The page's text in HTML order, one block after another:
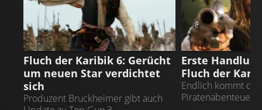
FLUCH DER KARIBIK 6
Fluch der Karibik 6: Gerücht
um neuen Star verdichtet
sich
Produzent Bruckheimer gibt auch
FLUCH DER
Erste
Fluch der
Endlich kommt
Piratenabenteuer